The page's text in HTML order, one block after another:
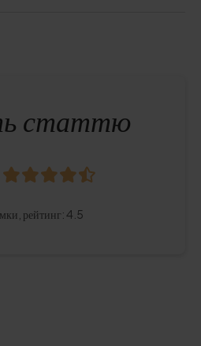
статтю
рейтинг:4.5